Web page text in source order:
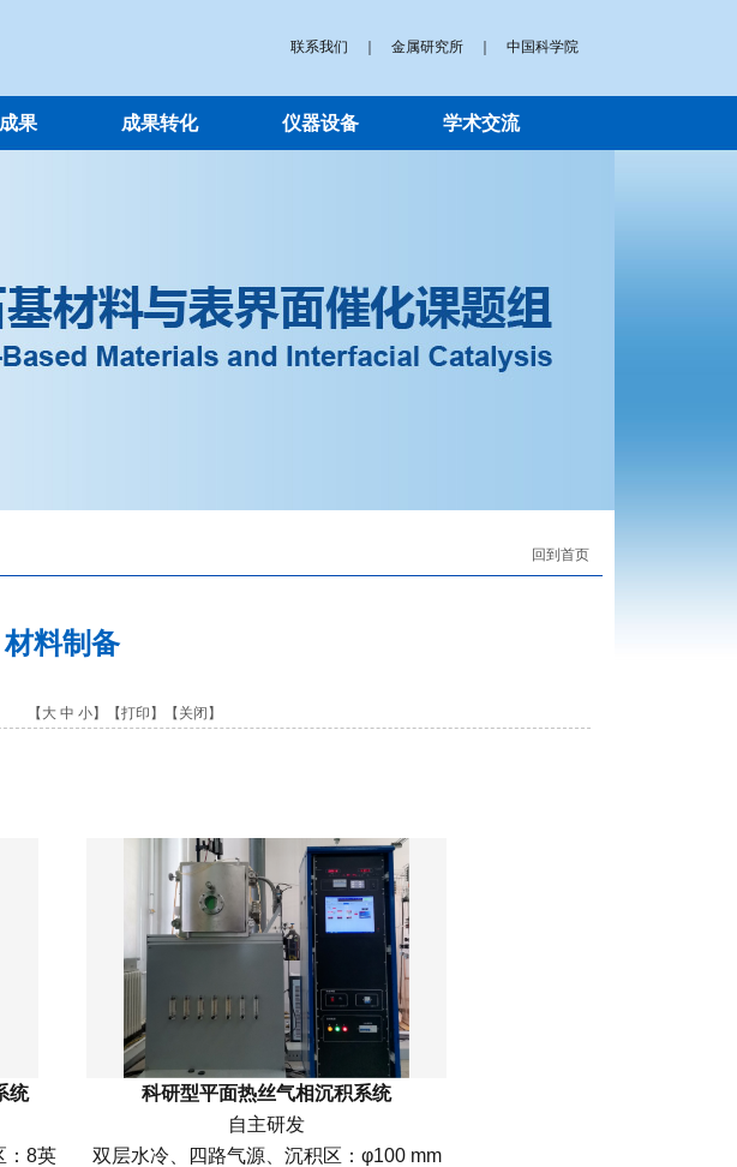
联系我们 金属研究所 中国科学院
果 成果转化 仪器设备 学术交流
回到首页
材料制备
| 【 大 中 小】【打印 】【 关闭 】
统
：8英
科研型平面热丝气相沉积系统
自主研发
双层水冷、四路气源、沉积区：φ100 mm